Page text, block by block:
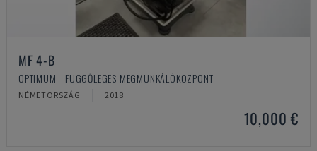
MF 4-B
OPTIMUM - FÜGGŐLEGES MEGMUNKÁLÓKÖZPONT
NÉMETORSZÁG 2018
10,000 €